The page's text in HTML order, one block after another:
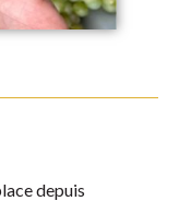
depuis